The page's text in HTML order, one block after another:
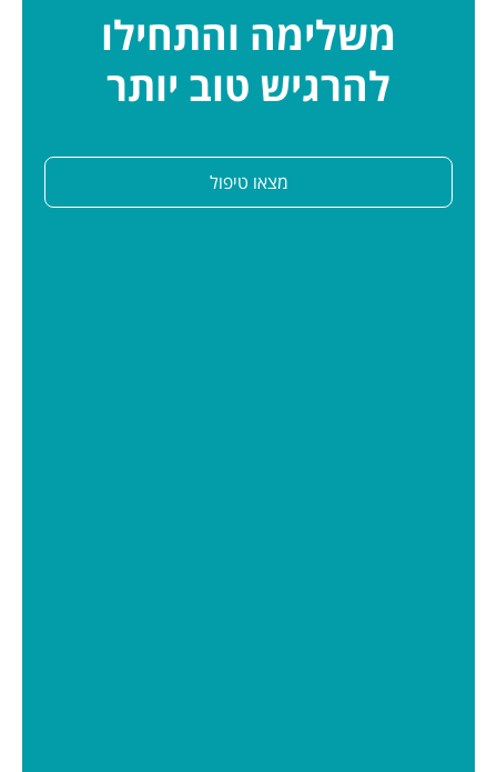
משלימה והתחילו
להרגיש טוב יותר
מצאו טיפול